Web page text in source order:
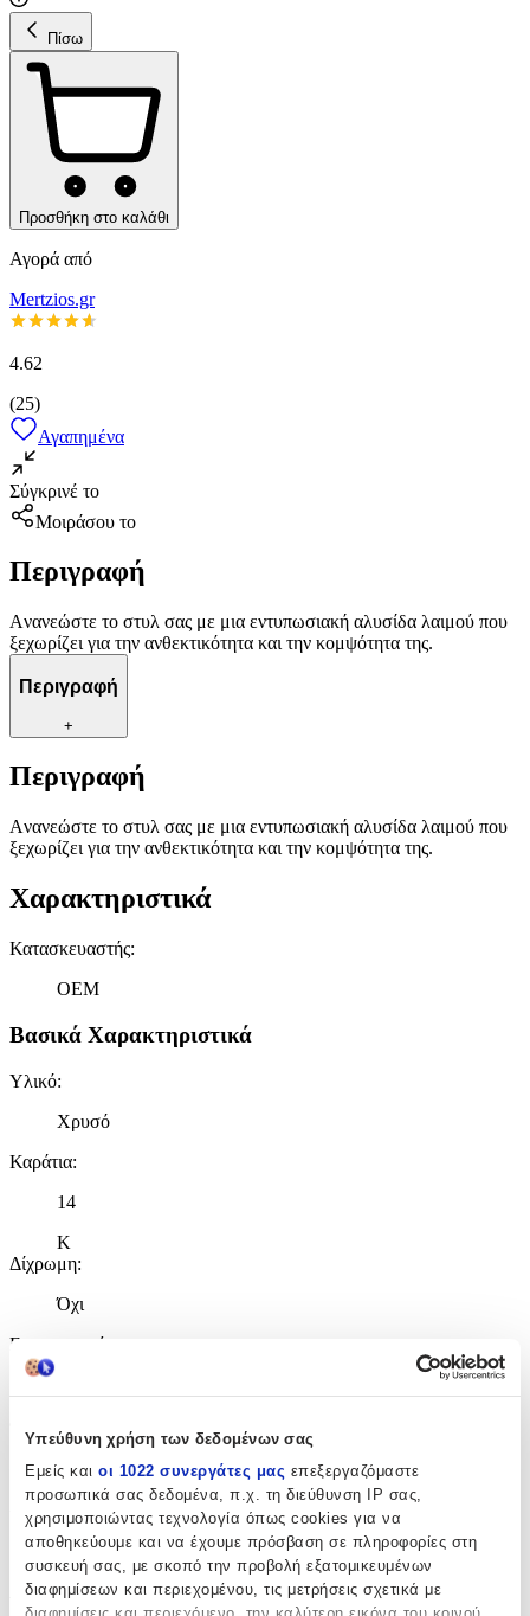
Υπεύθυνη χρήση των δεδομένων σας
Εμείς και οι 1022 συνεργάτες μας επεξεργαζόμαστε
προσωπικά σας δεδομένα, π.χ. τη διεύθυνση IP σας,
χρησιμοποιώντας τεχνολογία όπως cookies για να
αποθηκεύουμε και να έχουμε πρόσβαση σε πληροφορίες στη
συσκευή σας, με σκοπό την προβολή εξατομικευμένων
διαφημίσεων και περιεχομένου, τις μετρήσεις σχετικά με
Πίσω
Προσθήκη στο καλάθι
Αγορά από
Mertzios.gr
4.62
(25)
Αγαπημένα
Σύγκρινέ το
Μοιράσου το
Περιγραφή
Aνανεώστε το στυλ σας με μια εντυπωσιακή αλυσίδα λαιμού που
ξεχωρίζει για την ανθεκτικότητα και την κομψότητα της.
Περιγραφή
+
Περιγραφή
Aνανεώστε το στυλ σας με μια εντυπωσιακή αλυσίδα λαιμού που
ξεχωρίζει για την ανθεκτικότητα και την κομψότητα της.
Χαρακτηριστικά
Κατασκευαστής:
OEM
Βασικά Χαρακτηριστικά
Υλικό:
Χρυσό
Καράτια:
14
Κ
Δίχρωμη:
Όχι
Επιχρυσωμένη
Unisex
Χρώμα Υλικού:
Κίτρινο
Λεπτομέρειες